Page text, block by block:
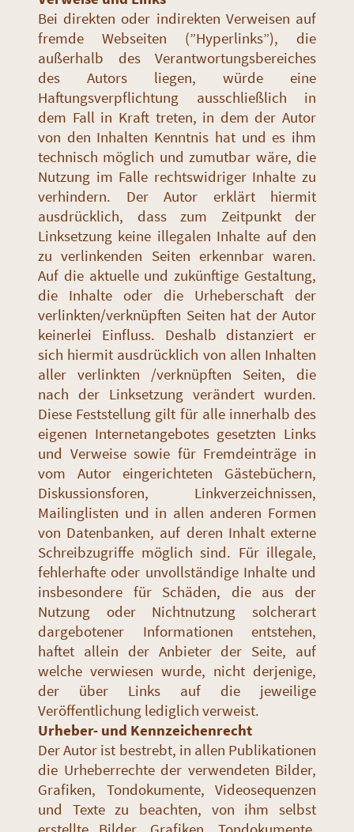
Bei direkten oder indirekten Verweisen auf
fremde Webseiten (”Hyperlinks”), die
außerhalb des Verantwortungsbereiches
des Autors liegen, würde eine
Haftungsverpflichtung ausschließlich in
dem Fall in Kraft treten, in dem der Autor
von den Inhalten Kenntnis hat und es ihm
technisch möglich und zumutbar wäre, die
Nutzung im Falle rechtswidriger Inhalte zu
verhindern. Der Autor erklärt hiermit
ausdrücklich, dass zum Zeitpunkt der
Linksetzung keine illegalen Inhalte auf den
zu verlinkenden Seiten erkennbar waren.
Auf die aktuelle und zukünftige Gestaltung,
die Inhalte oder die Urheberschaft der
verlinkten/verknüpften Seiten hat der Autor
keinerlei Einfluss. Deshalb distanziert er
sich hiermit ausdrücklich von allen Inhalten
aller verlinkten /verknüpften Seiten, die
nach der Linksetzung verändert wurden.
Diese Feststellung gilt für alle innerhalb des
eigenen Internetangebotes gesetzten Links
und Verweise sowie für Fremdeinträge in
vom Autor eingerichteten Gästebüchern,
Diskussionsforen, Linkverzeichnissen,
Mailinglisten und in allen anderen Formen
von Datenbanken, auf deren Inhalt externe
Schreibzugriffe möglich sind. Für illegale,
fehlerhafte oder unvollständige Inhalte und
insbesondere für Schäden, die aus der
Nutzung oder Nichtnutzung solcherart
dargebotener Informationen entstehen,
haftet allein der Anbieter der Seite, auf
welche verwiesen wurde, nicht derjenige,
der über Links auf die jeweilige
Veröffentlichung lediglich verweist.
Urheber- und Kennzeichenrecht
Der Autor ist bestrebt, in allen Publikationen
die Urheberrechte der verwendeten Bilder,
Grafiken, Tondokumente, Videosequenzen
und Texte zu beachten, von ihm selbst